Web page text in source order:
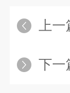
上一
下一